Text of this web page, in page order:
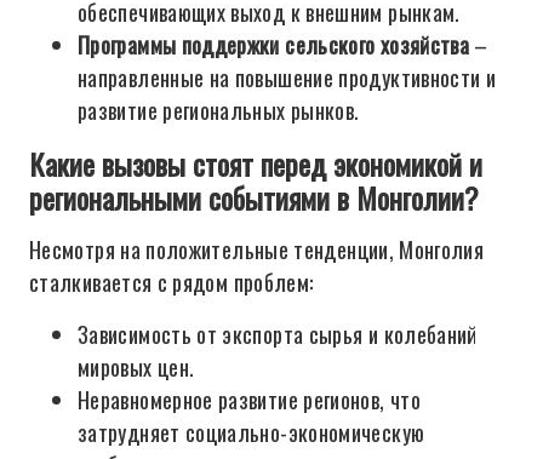
обеспечивающих выход к внешним рынкам.
Программы поддержки сельского хозяйства–
направленные на повышение продуктивности и
развитие региональных рынков.
Какие вызовы стоят перед экономикой и
региональными событиями в Монголии?
Несмотря на положительные тенденции, Монголия
сталкивается с рядом проблем:
Зависимость от экспорта сырья и колебаний
мировых цен.
Неравномерное развитие регионов, что
затрудняет социально-экономическую